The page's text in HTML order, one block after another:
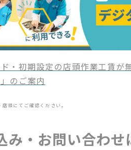
・初期設定の店頭作業工賃
のご案内
頭にてご確認ください。
み・お問い合わせ